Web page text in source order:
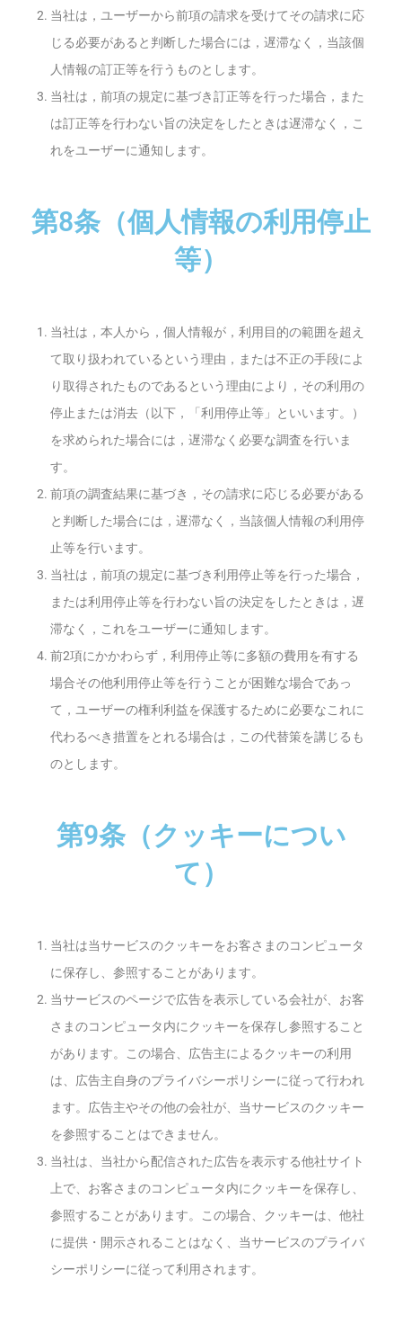
当社は，ユーザーから前項の請求を受けてその請求に応
じる必要があると判断した場合には，遅滞なく，当該個
人情報の訂正等を行うものとします。
当社は，前項の規定に基づき訂正等を行った場合，また
は訂正等を行わない旨の決定をしたときは遅滞なく，こ
れをユーザーに通知します。
第8条（個人情報の利用停止
等）
当社は，本人から，個人情報が，利用目的の範囲を超え
て取り扱われているという理由，または不正の手段によ
り取得されたものであるという理由により，その利用の
停止または消去（以下，「利用停止等」といいます。）
を求められた場合には，遅滞なく必要な調査を行いま
す。
前項の調査結果に基づき，その請求に応じる必要がある
と判断した場合には，遅滞なく，当該個人情報の利用停
止等を行います。
当社は，前項の規定に基づき利用停止等を行った場合，
または利用停止等を行わない旨の決定をしたときは，遅
滞なく，これをユーザーに通知します。
前2項にかかわらず，利用停止等に多額の費用を有する
場合その他利用停止等を行うことが困難な場合であっ
て，ユーザーの権利利益を保護するために必要なこれに
代わるべき措置をとれる場合は，この代替策を講じるも
のとします。
第9条（クッキーについ
て）
当社は当サービスのクッキーをお客さまのコンピュータ
に保存し、参照することがあります。
当サービスのページで広告を表示している会社が、お客
さまのコンピュータ内にクッキーを保存し参照すること
があります。この場合、広告主によるクッキーの利用
は、広告主自身のプライバシーポリシーに従って行われ
ます。広告主やその他の会社が、当サービスのクッキー
を参照することはできません。
当社は、当社から配信された広告を表示する他社サイト
上で、お客さまのコンピュータ内にクッキーを保存し、
参照することがあります。この場合、クッキーは、他社
に提供・開示されることはなく、当サービスのプライバ
シーポリシーに従って利用されます。